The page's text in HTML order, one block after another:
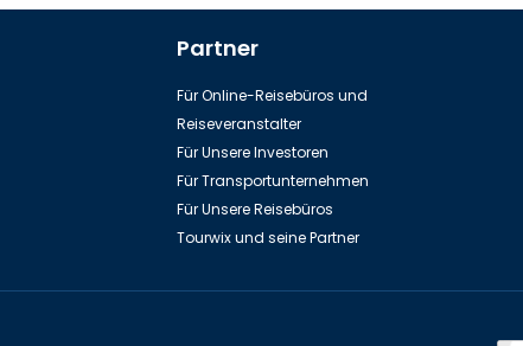
Partner
Für Online-Reisebüros und
Reiseveranstalter
Für Unsere Investoren
Für Transportunternehmen
Für Unsere Reisebüros
Tourwix und seine Partner